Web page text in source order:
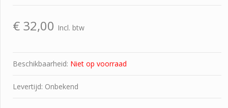
€ 32,00 Incl. btw
Beschikbaarheid: Niet op voorraad
Levertijd: Onbekend